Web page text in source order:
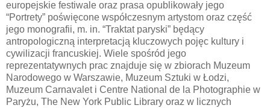
europejskie festiwale oraz prasa opublikowały jego
“Portrety” poświęcone współczesnym artystom oraz część
jego monografii, m. in. “Traktat paryski” będący
antropologiczną interpretacją kluczowych pojęc kultury i
cywilizacji francuskiej. Wiele spośród jego
reprezentatywnych prac znajduje się w zbiorach Muzeum
Narodowego w Warszawie, Muzeum Sztuki w Łodzi,
Muzeum Carnavalet i Centre National de la Photographie w
Paryżu, The New York Public Library oraz w licznych